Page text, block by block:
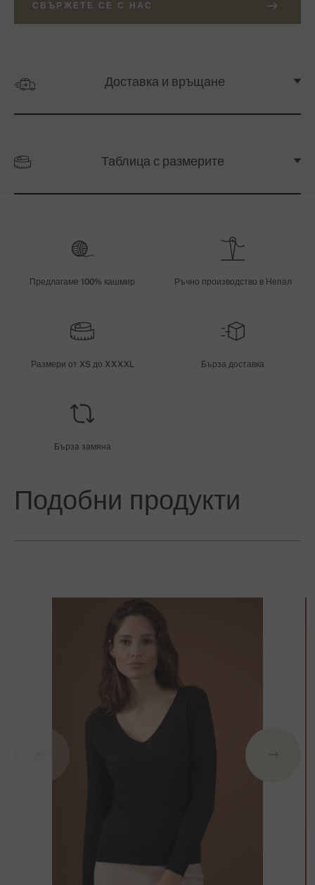
СВЪРЖЕТЕ СЕ С НАС
Доставка и връщане
Таблица с размерите
Предлагаме 100% кашмир Ръчно производство в Непал
Размери от XS до XXXXL Бърза доставка
Бърза замяна
Подобни продукти